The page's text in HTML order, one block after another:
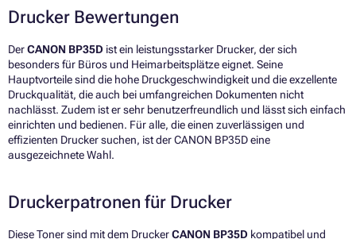
Drucker Bewertungen
DerCANON BP35D ist ein leistungsstarker Drucker, der sich
besonders für Büros und Heimarbeitsplätze eignet. Seine
Hauptvorteile sind die hohe Druckgeschwindigkeit und die exzellente
Druckqualität, die auch bei umfangreichen Dokumenten nicht
nachlässt. Zudem ist er sehr benutzerfreundlich und lässt sich einfach
einrichten und bedienen. Für alle, die einen zuverlässigen und
effizienten Drucker suchen, ist der CANON BP35D eine
ausgezeichnete Wahl.
Druckerpatronen für Drucker
Diese Toner sind mit dem DruckerCANON BP35D kompatibel und